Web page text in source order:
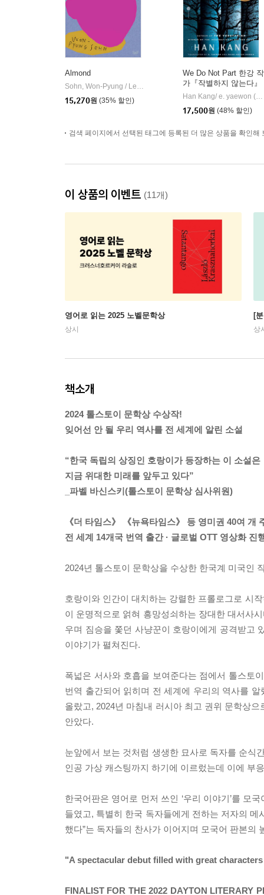
Almond
Sohn, Won-Pyung / Lee, Sandy Joosun
Harpervia
15,270원 (35% 할인)
We Do Not Part 한강 작
가『작별하지 않는다』
영문판 (미국판)
Han Kang/ e. yaewon (TRN), Paige Aniyah Morris (TRN)
17,500원 (48% 할인)
검색 페이지에서 선택된 태그에 등록된 더 많은 상품을 확인해
이 상품의 이벤트 (11개)
영어로 읽는 2025 노벨문학상
상시
[
상
책소개
2024 톨스토이 문학상 수상작!
잊어선 안 될 우리 역사를 전 세계에 알린 소설
“한국 독립의 상징인 호랑이가 등장하는 이 소설은
지금 위대한 미래를 앞두고 있다”
_파벨 바신스키(톨스토이 문학상 심사위원)
《더 타임스》 《뉴욕타임스》 등 영미권 40여 개
전 세계 14개국 번역 출간 · 글로벌 OTT 영상화 진
2024년 톨스토이 문학상을 수상한 한국계 미국인
호랑이와 인간이 대치하는 강렬한 프롤로그로 시
이 운명적으로 얽혀 흥망성쇠하는 장대한 대서사
우며 짐승을 쫓던 사냥꾼이 호랑이에게 공격받고
이야기가 펼쳐진다.
폭넓은 서사와 호흡을 보여준다는 점에서 톨스토
번역 출간되어 읽히며 전 세계에 우리의 역사를
올랐고, 2024년 마침내 러시아 최고 권위 문학상
안았다.
눈앞에서 보는 것처럼 생생한 묘사로 독자를 순식
인공 가상 캐스팅까지 하기에 이르렀는데 이에 부
한국어판은 영어로 먼저 쓰인 ‘우리 이야기’를 모
들였고, 특별히 한국 독자들에게 전하는 저자의
했다”는 독자들의 찬사가 이어지며 모국어 판본의
"A spectacular debut filled with great
FINALIST FOR THE 2022 DAYTON LITERARY